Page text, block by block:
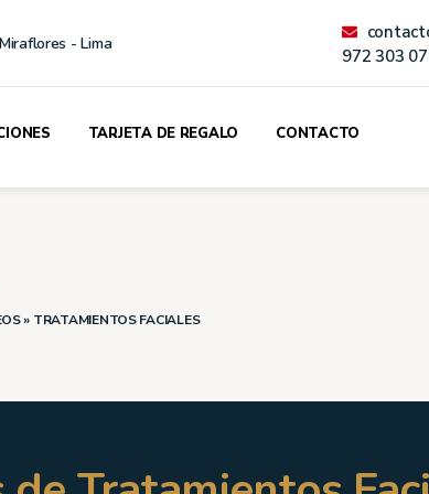
- Lima
972 303
TARJETA DE REGALO CONTACTO
» TRATAMIENTOS FACIALES